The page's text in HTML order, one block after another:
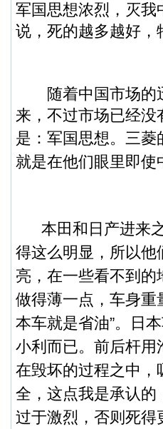
军国思想浓烈，灭我
说，死的越多越好，
随着中国市场的
来，不过市场已经
是：军国思想。 三菱
就是在他们眼里即使
本田和日产进来之
得这么明显，所以他
亮，在一些看不到
做得薄一点，车身重
本车就是省油”。日
小利而已。前后杆用
在毁坏的过程之中，
全，这点我是承认的
过于激烈，否则死得